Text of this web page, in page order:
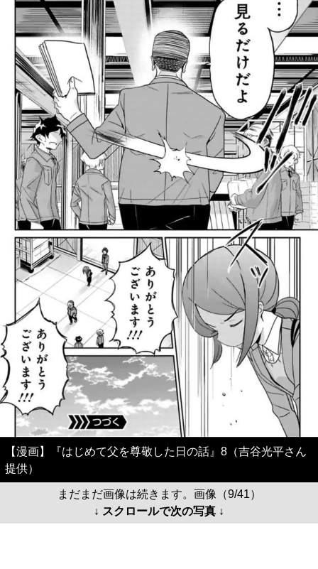
【漫画】『はじめて父を尊敬した日の話』8（吉谷光平さん
提供）
まだまだ画像は続きます。画像（9/41）
↓ スクロールで次の写真 ↓